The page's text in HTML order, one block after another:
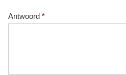
Antwoord *